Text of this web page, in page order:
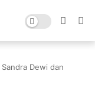
Dewi dan